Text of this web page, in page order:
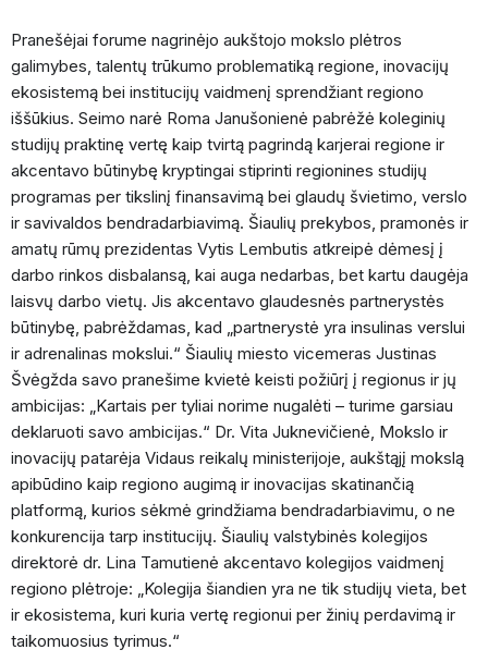
Pranešėjai forume nagrinėjo aukštojo mokslo plėtros
galimybes, talentų trūkumo problematiką regione, inovacijų
ekosistemą bei institucijų vaidmenį sprendžiant regiono
iššūkius. Seimo narė Roma Janušonienė pabrėžė koleginių
studijų praktinę vertę kaip tvirtą pagrindą karjerai regione ir
akcentavo būtinybę kryptingai stiprinti regionines studijų
programas per tikslinį finansavimą bei glaudų švietimo, verslo
ir savivaldos bendradarbiavimą. Šiaulių prekybos, pramonės ir
amatų rūmų prezidentas Vytis Lembutis atkreipė dėmesį į
darbo rinkos disbalansą, kai auga nedarbas, bet kartu daugėja
laisvų darbo vietų. Jis akcentavo glaudesnės partnerystės
būtinybę, pabrėždamas, kad „partnerystė yra insulinas verslui
ir adrenalinas mokslui.“ Šiaulių miesto vicemeras Justinas
Švėgžda savo pranešime kvietė keisti požiūrį į regionus ir jų
ambicijas: „Kartais per tyliai norime nugalėti – turime garsiau
deklaruoti savo ambicijas.“ Dr. Vita Juknevičienė, Mokslo ir
inovacijų patarėja Vidaus reikalų ministerijoje, aukštąjį mokslą
apibūdino kaip regiono augimą ir inovacijas skatinančią
platformą, kurios sėkmė grindžiama bendradarbiavimu, o ne
konkurencija tarp institucijų. Šiaulių valstybinės kolegijos
direktorė dr. Lina Tamutienė akcentavo kolegijos vaidmenį
regiono plėtroje: „Kolegija šiandien yra ne tik studijų vieta, bet
ir ekosistema, kuri kuria vertę regionui per žinių perdavimą ir
taikomuosius tyrimus.“